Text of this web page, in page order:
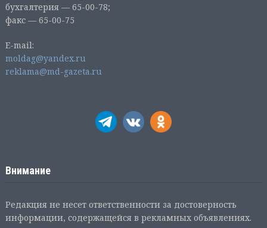
бухгалтерия — 65-00-78;
факс — 65-00-75
E-mail:
moldag@yandex.ru
reklama@md-gazeta.ru
Внимание
Редакция не несет ответственности за достоверность
информации, содержащейся в рекламных объявлениях.